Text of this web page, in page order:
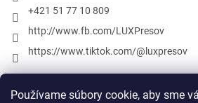
Používame súbory cookie, aby sme
+421 51 77 10 809
http://www.fb.com/LUXPresov
https://www.tiktok.com/@luxpresov